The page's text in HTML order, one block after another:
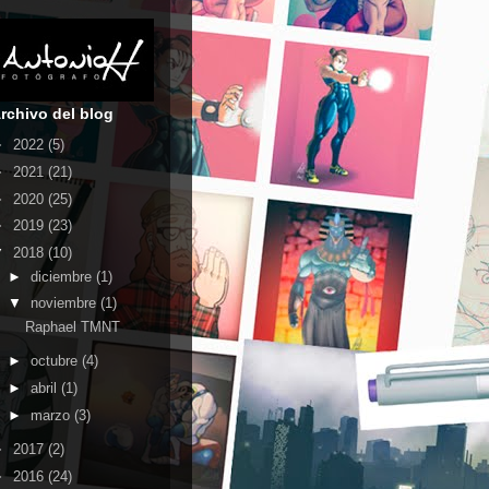
del blog
2022 (5)
2021 (21)
2020 (25)
2019 (23)
2018 (10)
► diciembre (1)
▼ noviembre (1)
Raphael TMNT
► octubre (4)
► abril (1)
► marzo (3)
2017 (2)
2016 (24)